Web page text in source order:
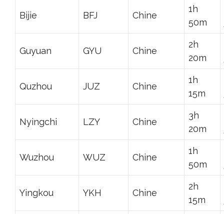
Bijie BFJ Chine
1h
50m
Guyuan GYU Chine
2h
20m
Quzhou JUZ Chine
1h
15m
Nyingchi LZY Chine
3h
20m
Wuzhou WUZ Chine
1h
50m
Yingkou YKH Chine
2h
15m